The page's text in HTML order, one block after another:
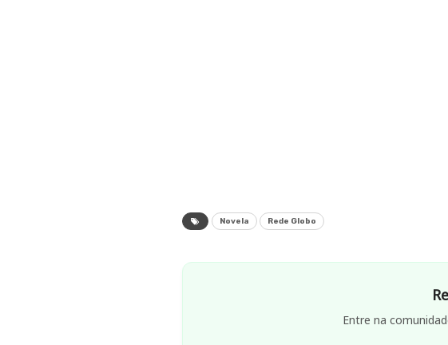
Novela Rede Globo
Entre na